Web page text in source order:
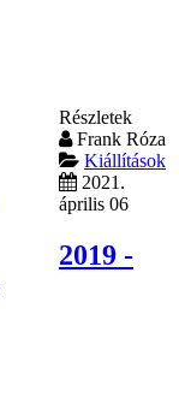
Részletek
Frank Róza
Kiállítások
2021.
április 06
2019 -